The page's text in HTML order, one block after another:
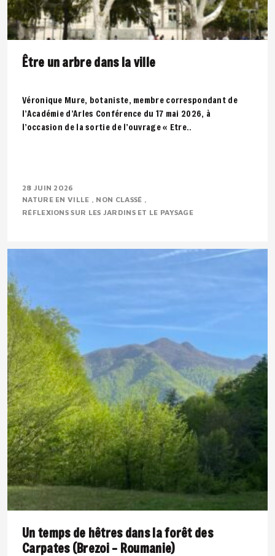
Être un arbre dans la ville
Véronique Mure, botaniste, membre correspondant de
l’Académie d’Arles Conférence du 17 mai 2026, à
l’occasion de la sortie de l’ouvrage « Etre..
28 JUIN 2026
NATURE EN VILLE
NON CLASSÉ
RÉFLEXIONS SUR LES JARDINS ET LE PAYSAGE
Un temps de hêtres dans la forêt des
Carpates (Brezoi – Roumanie)